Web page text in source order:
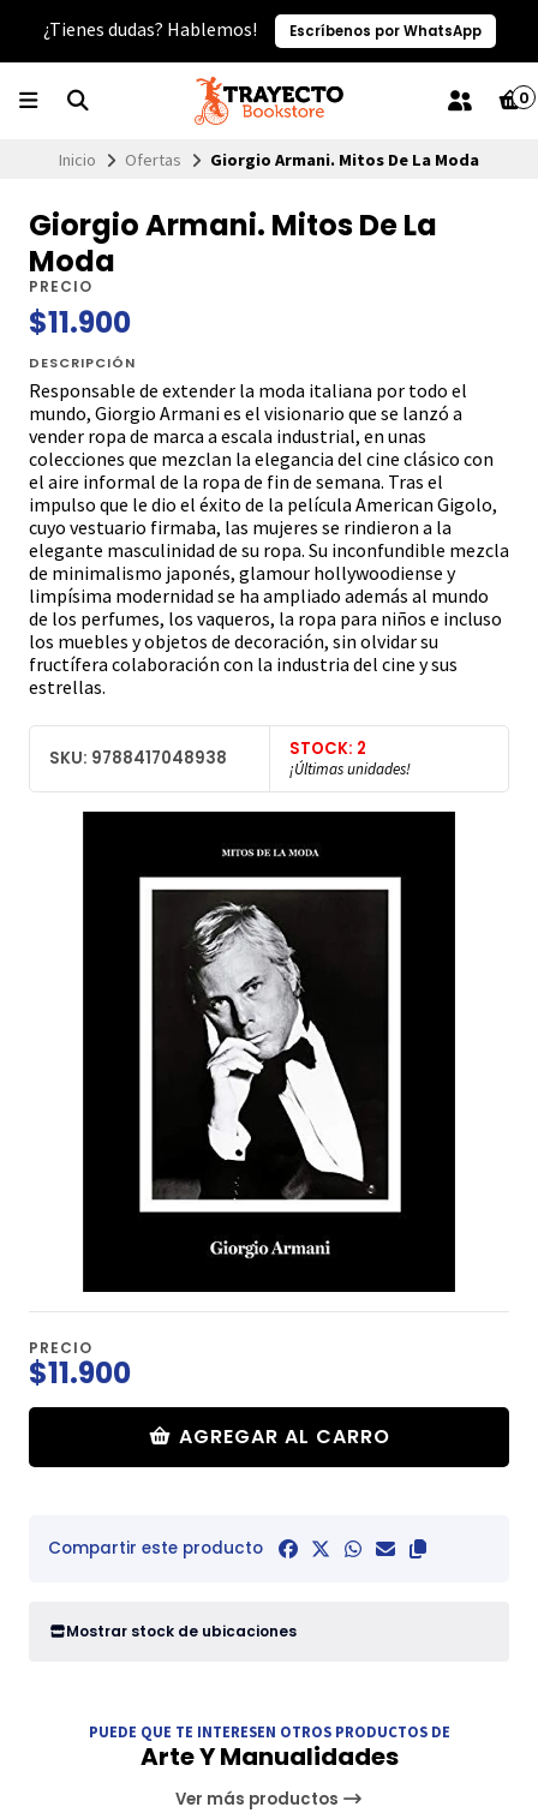
¿Tienes dudas? Hablemos! Escríbenos por WhatsApp
0
Inicio Ofertas Giorgio Armani. Mitos De La Moda
Giorgio Armani. Mitos De La
Moda
PRECIO
$11.900
DESCRIPCIÓN
Responsable de extender la moda italiana por todo el
mundo, Giorgio Armani es el visionario que se lanzó a
vender ropa de marca a escala industrial, en unas
colecciones que mezclan la elegancia del cine clásico con
el aire informal de la ropa de fin de semana. Tras el
impulso que le dio el éxito de la película American Gigolo,
cuyo vestuario firmaba, las mujeres se rindieron a la
elegante masculinidad de su ropa. Su inconfundible mezcla
de minimalismo japonés, glamour hollywoodiense y
limpísima modernidad se ha ampliado además al mundo
de los perfumes, los vaqueros, la ropa para niños e incluso
los muebles y objetos de decoración, sin olvidar su
fructífera colaboración con la industria del cine y sus
estrellas.
SKU: 9788417048938 STOCK: 2
¡Últimas unidades!
PRECIO
$11.900
AGREGAR AL CARRO
Compartir este producto
Mostrar stock de ubicaciones
PUEDE QUE TE INTERESEN OTROS PRODUCTOS DE
Arte Y Manualidades
Ver más productos